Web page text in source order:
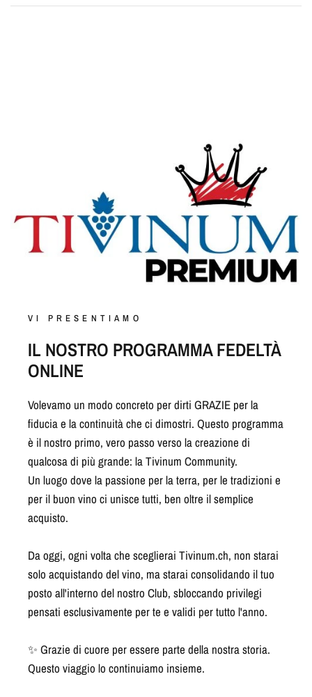
VI PRESENTIAMO
IL NOSTRO PROGRAMMA FEDELTÀ
ONLINE
Volevamo un modo concreto per dirti GRAZIE per la
fiducia e la continuità che ci dimostri. Questo programma
è il nostro primo, vero passo verso la creazione di
qualcosa di più grande: la Tivinum Community.
Un luogo dove la passione per la terra, per le tradizioni e
per il buon vino ci unisce tutti, ben oltre il semplice
acquisto.
Da oggi, ogni volta che sceglierai Tivinum.ch, non starai
solo acquistando del vino, ma starai consolidando il tuo
posto all'interno del nostro Club, sbloccando privilegi
pensati esclusivamente per te e validi per tutto l'anno.
✨ Grazie di cuore per essere parte della nostra storia.
Questo viaggio lo continuiamo insieme.